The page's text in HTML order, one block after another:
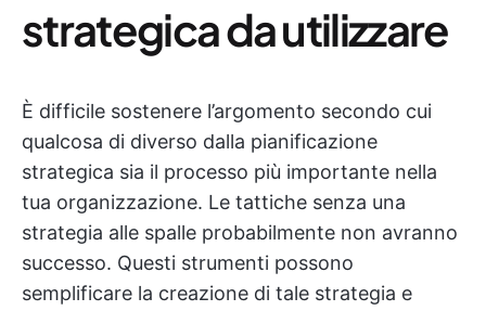
strategica da utilizzare
È difficile sostenere l’argomento secondo cui
qualcosa di diverso dalla pianificazione
strategica sia il processo più importante nella
tua organizzazione. Le tattiche senza una
strategia alle spalle probabilmente non avranno
successo. Questi strumenti possono
semplificare la creazione di tale strategia e